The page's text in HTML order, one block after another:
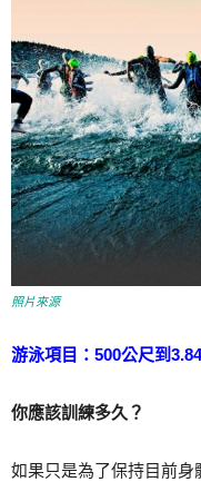
照片來源
游泳項目：500公尺到
你應該訓練多久？
如果只是為了保持目前